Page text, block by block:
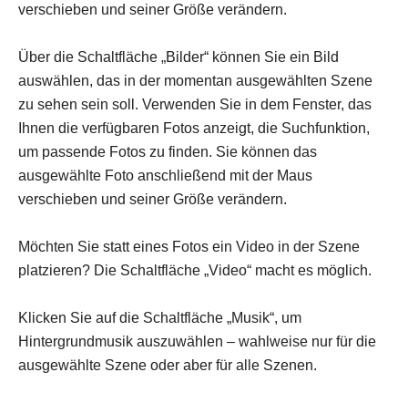
verschieben und seiner Größe verändern.
Über die Schaltfläche „Bilder“ können Sie ein Bild
auswählen, das in der momentan ausgewählten Szene
zu sehen sein soll. Verwenden Sie in dem Fenster, das
Ihnen die verfügbaren Fotos anzeigt, die Suchfunktion,
um passende Fotos zu finden. Sie können das
ausgewählte Foto anschließend mit der Maus
verschieben und seiner Größe verändern.
Möchten Sie statt eines Fotos ein Video in der Szene
platzieren? Die Schaltfläche „Video“ macht es möglich.
Klicken Sie auf die Schaltfläche „Musik“, um
Hintergrundmusik auszuwählen – wahlweise nur für die
ausgewählte Szene oder aber für alle Szenen.